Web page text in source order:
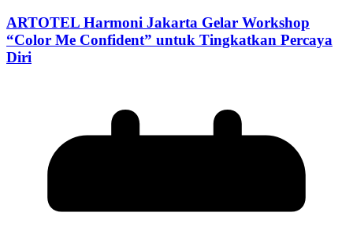
ARTOTEL Harmoni Jakarta Gelar Workshop
“Color Me Confident” untuk Tingkatkan Percaya
Diri